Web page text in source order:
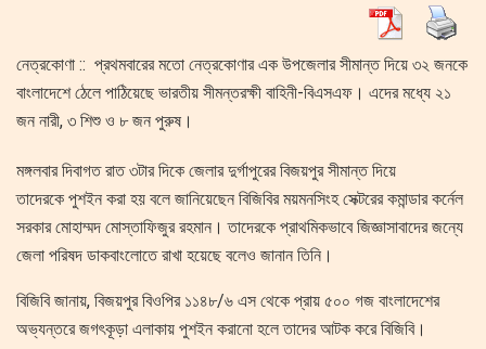
নেত্রকোণা :: প্রথমবারের মতো নেত্রকোণার এক উপজেলার সীমান্ত দিয়ে ৩২ জনকে
বাংলাদেশে ঠেলে পাঠিয়েছে ভারতীয় সীমন্তরক্ষী বাহিনী-বিএসএফ। এদের মধ্যে ২১
জন নারী, ৩ শিশু ও ৮ জন পুরুষ।
মঙ্গলবার দিবাগত রাত ৩টার দিকে জেলার দুর্গাপুরের বিজয়পুর সীমান্ত দিয়ে
তাদেরকে পুশইন করা হয় বলে জানিয়েছেন বিজিবির ময়মনসিংহ সেক্টরের কমান্ডার কর্নেল
সরকার মোহাম্মদ মোস্তাফিজুর রহমান। তাদেরকে প্রাথমিকভাবে জিজ্ঞাসাবাদের জন্যে
জেলা পরিষদ ডাকবাংলোতে রাখা হয়েছে বলেও জানান তিনি।
বিজিবি জানায়, বিজয়পুর বিওপির ১১৪৮/৬ এস থেকে প্রায় ৫০০ গজ বাংলাদেশের
অভ্যন্তরে জগৎকূড়া এলাকায় পুশইন করানো হলে তাদের আটক করে বিজিবি।